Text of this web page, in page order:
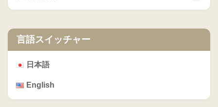
言語スイッチャー
日本語
English